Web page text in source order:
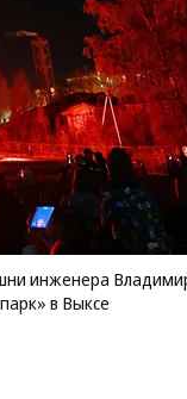
инженера
в Выксе